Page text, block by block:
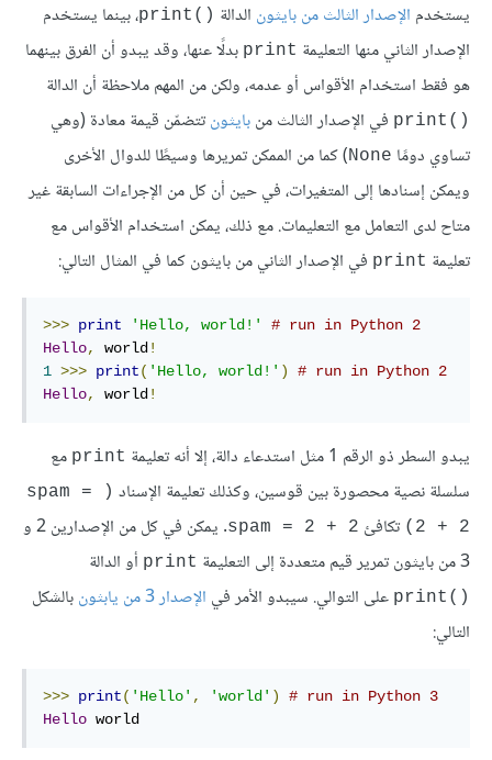
يستخدم الإصدار الثالث من بايثون الدالة ()print
، بينما يستخدم
الإصدار الثاني منها التعليمة print بدلًا عنها، وقد يبدو أن الفرق بينهما
هو فقط استخدام الأقواس أو عدمه، ولكن من المهم ملاحظة أن الدالة
()print في الإصدار الثالث منبايثونتتضمّن قيمة معادة (وهي
تساوي دومًا None) كما من الممكن تمريرها وسيطًا للدوال الأخرى
ويمكن إسنادها إلى المتغيرات، في حين أن كل من الإجراءات السابقة غير
متاح لدى التعامل مع التعليمات. مع ذلك، يمكن استخدام الأقواس مع
تعليمة print في الإصدار الثاني من بايثون كما في المثال التالي:
>>> print 'Hello, world!'
# run in Python 2
Hello, world !
1 >>> print( 'Hello, world!' )
# run in Python 2
Hello, world !
يبدو السطر ذو الرقم 1 مثل استدعاء دالة، إلا أنه تعليمة print مع
سلسلة نصية محصورة بين قوسين، وكذلك تعليمة الإسناد
(spam =
(2 + 2 تكافئ spam = 2 + 2
. يمكن في كل من الإصدارين 2 و
3 من بايثون تمرير قيم متعددة إلى التعليمة
print أو الدالة
()print على التوالي. سيبدو الأمر في الإصدار 3 من يابثون
بالشكل
التالي:
>>> print( 'Hello' , 'world' )
# run in Python 3
Hello world